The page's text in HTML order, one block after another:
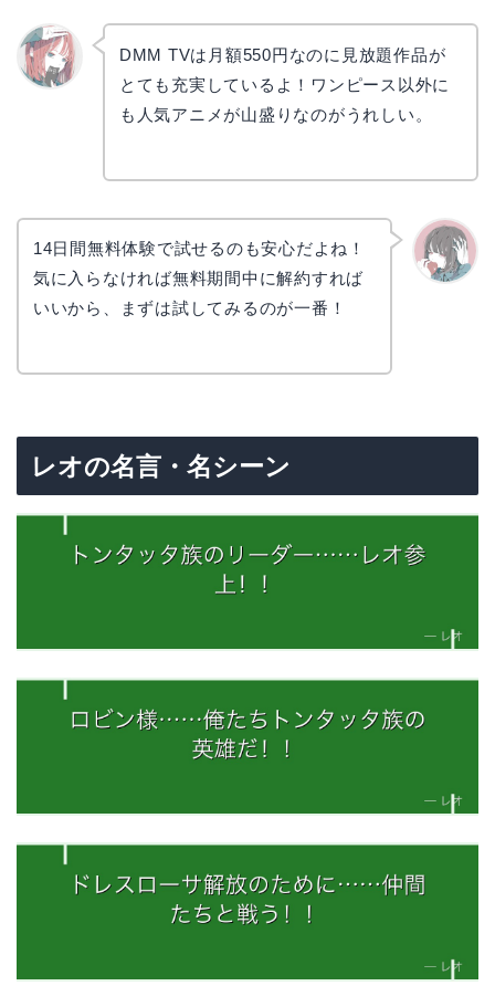
DMM TVは月額550円なのに見放題作品が
とても充実しているよ！ワンピース以外に
も人気アニメが山盛りなのがうれしい。
14日間無料体験で試せるのも安心だよね！
気に入らなければ無料期間中に解約すれば
いいから、まずは試してみるのが一番！
レオの名言・名シーン